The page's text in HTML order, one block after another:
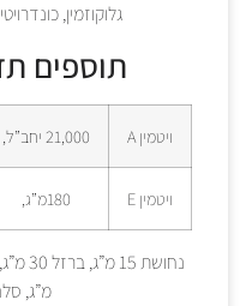
גלוקוזמין,
תוספים
ויטמין A 21,000 יחב”ל,
ויטמין E 180מ”ג,
מ”ג, סלניום